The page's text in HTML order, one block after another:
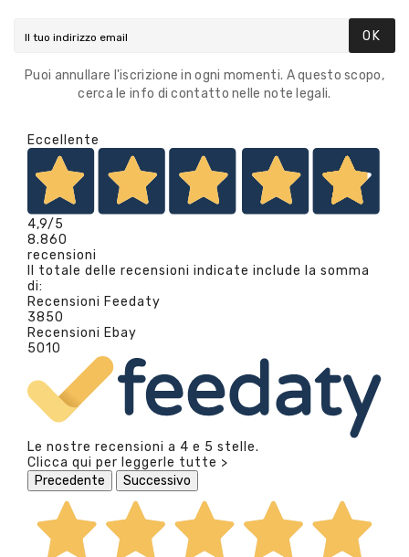
OK
Puoi annullare l'iscrizione in ogni momenti. A questo scopo,
cerca le info di contatto nelle note legali.
Eccellente
4,9/5
8.860
recensioni
Il totale delle recensioni indicate include la somma
di:
Recensioni Feedaty
3850
Recensioni Ebay
5010
Le nostre recensioni a 4 e 5 stelle.
Clicca qui per leggerle tutte >
Precedente
Successivo